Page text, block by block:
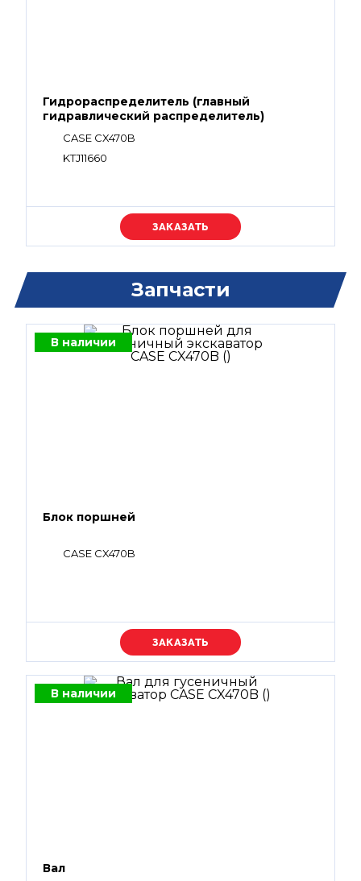
Гидрораспределитель (главный
гидравлический распределитель)
CASE CX470B
KTJ11660
Уточняйте цену
Запчасти
В наличии
Блок поршней
CASE CX470B
Уточняйте цену
В наличии
Вал